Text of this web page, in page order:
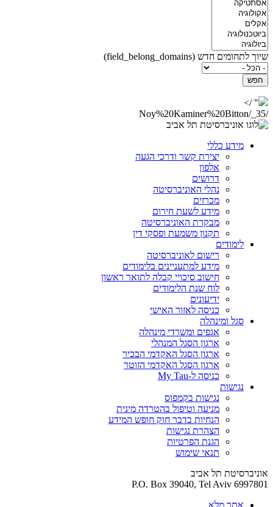
שיוך לתחומים חדש (field_belong_domains)
" />
/Noy%20Kaminer%20Bitton/_35
מידע כללי
יצירת קשר ודרכי הגעה
אלפון
דרושים
נהלי האוניברסיטה
מכרזים
מידע לשעת חירום
מבקרת האוניברסיטה
תקנון משמעת ופסקי דין
לימודים
רישום לאוניברסיטה
מידע למתעניינים בלימודים
חישוב סיכויי קבלה לתואר ראשון
לוח שנת הלימודים
ידיעונים
כניסה לאזור האישי
סגל ומינהלה
אגפים ומשרדי מינהלה
ארגון הסגל המנהלי
ארגון הסגל האקדמי הבכיר
ארגון הסגל האקדמי הזוטר
כניסה ל-My Tau
נגישות
נגישות בקמפוס
מניעה וטיפול בהטרדה מינית
הנחיות בדבר חוק חופש המידע
הצהרת נגישות
הגנת הפרטיות
תנאי שימוש
אוניברסיטת תל אביב
P.O. Box 39040, Tel Aviv 6997801